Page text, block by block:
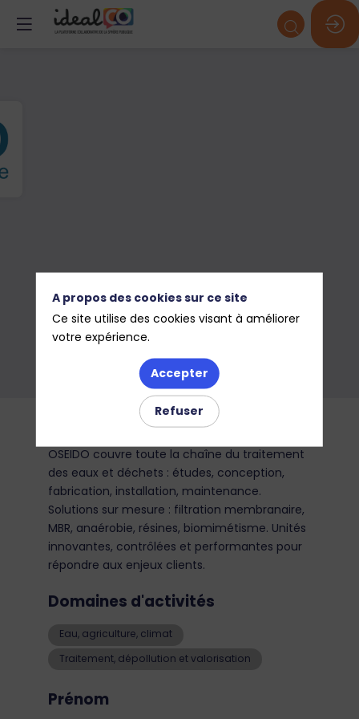
OSEIDO couvre toute la chaîne du traitement
des eaux et déchets : études, conception,
fabrication, installation, maintenance.
Solutions sur mesure : filtration membranaire,
MBR, anaérobie, résines, biomimétisme. Unités
innovantes, contrôlées et performantes pour
répondre aux enjeux clients.
Domaines d'activités
Eau, agriculture, climat
Traitement, dépollution et valorisation
Prénom
A propos des cookies sur ce site
Ce site utilise des cookies visant à améliorer
votre expérience.
Accepter
Refuser